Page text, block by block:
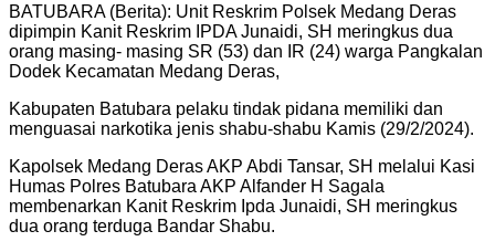
BATUBARA (Berita): Unit Reskrim Polsek Medang Deras
dipimpin Kanit Reskrim IPDA Junaidi, SH meringkus dua
orang masing- masing SR (53) dan IR (24) warga Pangkalan
Dodek Kecamatan Medang Deras,
Kabupaten Batubara pelaku tindak pidana memiliki dan
menguasai narkotika jenis shabu-shabu Kamis (29/2/2024).
Kapolsek Medang Deras AKP Abdi Tansar, SH melalui Kasi
Humas Polres Batubara AKP Alfander H Sagala
membenarkan Kanit Reskrim Ipda Junaidi, SH meringkus
dua orang terduga Bandar Shabu.